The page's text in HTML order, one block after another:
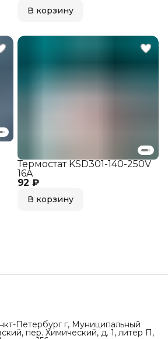
В корзину
92 ₽
Термостат KSD301-140-250V
16A
В корзину
Петербург г, Муниципальный
пер. Химический, д. 1, литер П,